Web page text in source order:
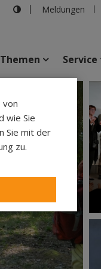
Meldungen
Veranstaltungen
Themen Service
von
wie Sie
Sie mit der
zu.